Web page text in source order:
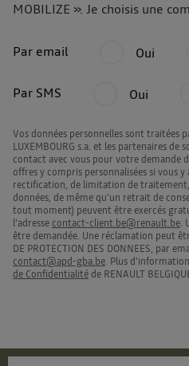
MOBILIZE ». Je choisis une
Par email Oui
Par SMS Oui
Vos données personnelles sont traitées
LUXEMBOURG s.a. et les partenaires de
contact avec vous pour votre demande
offres y compris personnalisées si vous y
rectification, de limitation de
données, de même qu’un retrait de
tout moment) peuvent être exercés
l’adresse contact-client.be@renault.be.
être demandée. Une réclamation peut
DE PROTECTION DES DONNEES, par
contact@apd-gba.be. Plus
de Confidentialité de RENAULT